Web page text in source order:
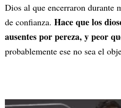
Dios al que encerraron durante
de confianza. Hace que los
ausentes por pereza, y peor
probablemente ese no sea el